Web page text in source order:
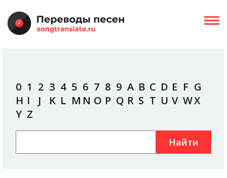
0 1 2 3 4 5 6 7 8 9 A B C D E F G
H I J K L M N O P Q R S T U V WX
Y Z
Найти